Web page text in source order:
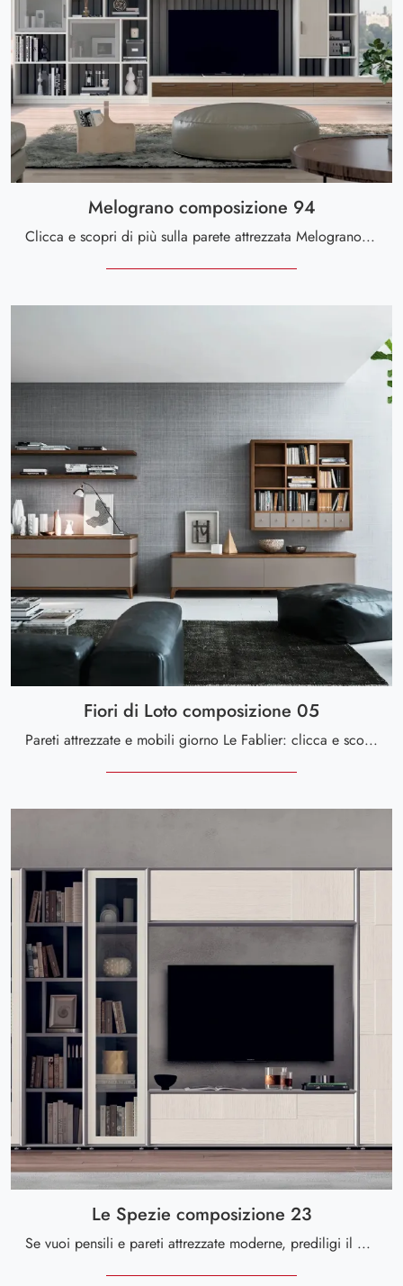
Melograno composizione 94
Clicca e scopri di più sulla parete attrezzata Melograno composizione 94 della firma Le Fablier: è la soluzione dalle linee moderne ideale per te.
Fiori di Loto composizione 05
Pareti attrezzate e mobili giorno Le Fablier: clicca e scopri il modello Fiori di Loto composizione 05 e potrai completare stanze moderne di ogni ...
Le Spezie composizione 23
Se vuoi pensili e pareti attrezzate moderne, prediligi il modello Le Spezie composizione 23 di Le Fablier: clicca e scopri di più!